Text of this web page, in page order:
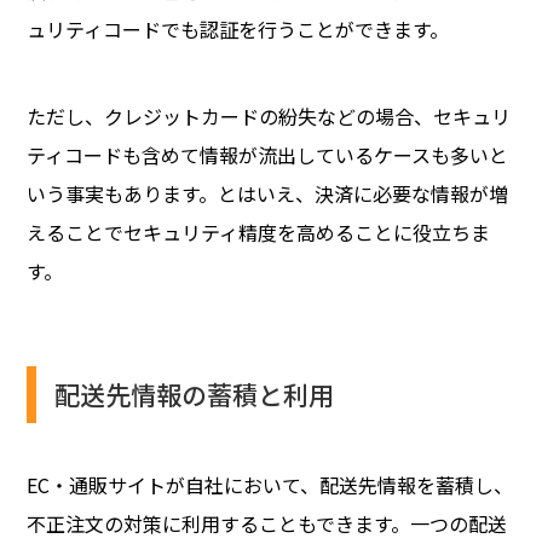
ュリティコードでも認証を行うことができます。
ただし、クレジットカードの紛失などの場合、セキュリ
ティコードも含めて情報が流出しているケースも多いと
いう事実もあります。とはいえ、決済に必要な情報が増
えることでセキュリティ精度を高めることに役立ちま
す。
配送先情報の蓄積と利用
EC・通販サイトが自社において、配送先情報を蓄積し、
不正注文の対策に利用することもできます。一つの配送